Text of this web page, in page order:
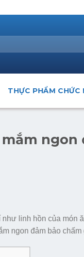
THỰC PHẨM CHỨC
linh hồn của món
ngon đảm bảo